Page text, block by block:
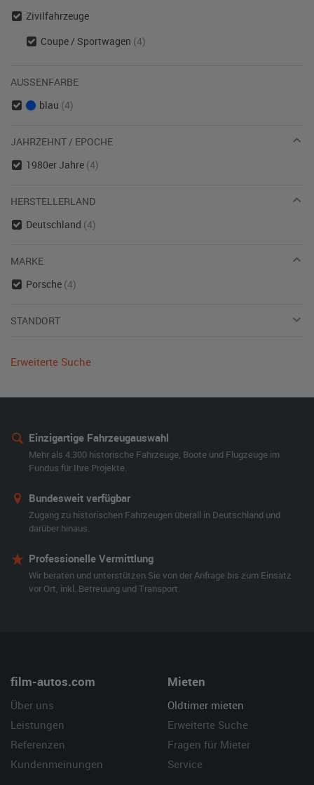
Zivilfahrzeuge
Coupe / Sportwagen (4)
AUSSENFARBE
blau (4)
JAHRZEHNT / EPOCHE
1980er Jahre (4)
HERSTELLERLAND
Deutschland (4)
MARKE
Porsche (4)
STANDORT
Erweiterte Suche
Einzigartige Fahrzeugauswahl
Mehr als 4.300 historische Fahrzeuge, Boote und Flugzeuge im
Fundus für Ihre Projekte.
Bundesweit verfügbar
Zugang zu historischen Fahrzeugen überall in Deutschland und
darüber hinaus.
Professionelle Vermittlung
Wir beraten und unterstützen Sie von der Anfrage bis zum Einsatz
vor Ort, inkl. Betreuung und Transport.
film-autos.com
Über uns
Leistungen
Referenzen
Kundenmeinungen
Mieten
Oldtimer mieten
Erweiterte Suche
Fragen für Mieter
Service